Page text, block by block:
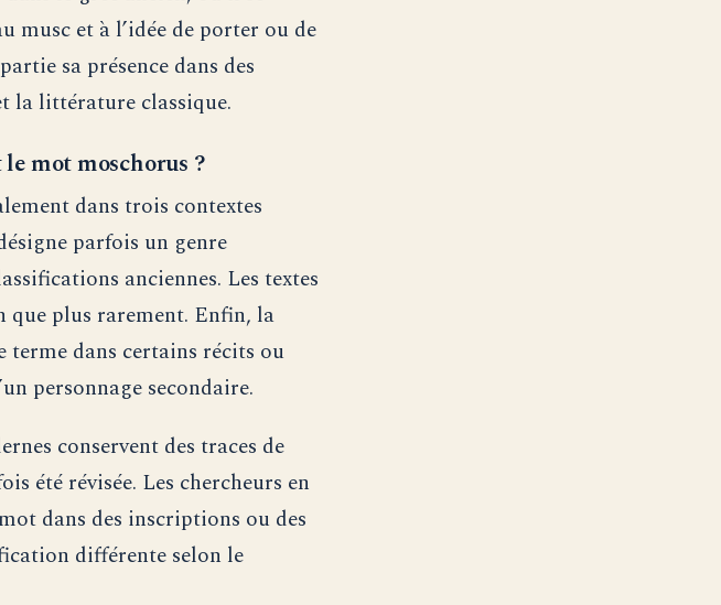
musc et à l’idée de porter ou de
sa présence dans des
la littérature classique.
mot moschorus ?
dans trois contextes
parfois un genre
anciennes. Les textes
que plus rarement. Enfin, la
dans certains récits ou
personnage secondaire.
conservent des traces de
été révisée. Les chercheurs en
dans des inscriptions ou des
différente selon le